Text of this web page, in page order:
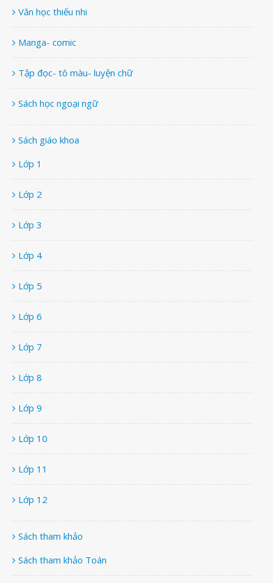
Văn học thiếu nhi
Manga- comic
Tập đọc- tô màu- luyện chữ
Sách học ngoại ngữ
Sách giáo khoa
Lớp 1
Lớp 2
Lớp 3
Lớp 4
Lớp 5
Lớp 6
Lớp 7
Lớp 8
Lớp 9
Lớp 10
Lớp 11
Lớp 12
Sách tham khảo
Sách tham khảo Toán